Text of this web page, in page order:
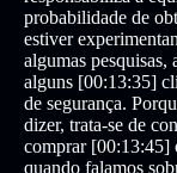
probabilidade de
estiver
algumas
alguns [00:13:35]
de segurança.
dizer, trata-se de
comprar [00:13:45]
quando falamos